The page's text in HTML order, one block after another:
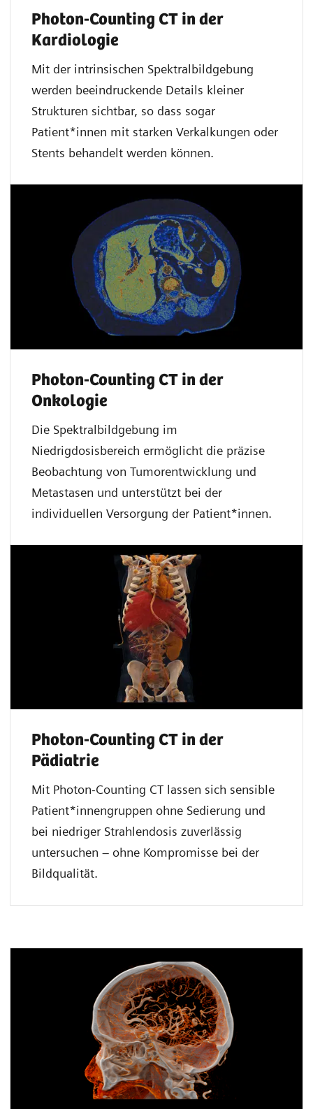
Photon-Counting CT in der
Kardiologie
Mit der intrinsischen Spektralbildgebung
werden beeindruckende Details kleiner
Strukturen sichtbar, so dass sogar
Patient*innen mit starken Verkalkungen oder
Stents behandelt werden können.
Photon-Counting CT in der
Onkologie
Die Spektralbildgebung im
Niedrigdosisbereich ermöglicht die präzise
Beobachtung von Tumorentwicklung und
Metastasen und unterstützt bei der
individuellen Versorgung der Patient*innen.
Photon-Counting CT in der
Pädiatrie
Mit Photon-Counting CT lassen sich sensible
Patient*innengruppen ohne Sedierung und
bei niedriger Strahlendosis zuverlässig
untersuchen – ohne Kompromisse bei der
Bildqualität.